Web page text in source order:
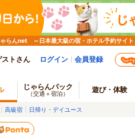
らんnet ～日本最大級の宿・ホテル予約サイト
ストさん ログイン 会員登録
じゃらんパック
（交通＋宿泊） 遊び・体験
高級宿 日帰り・デイユース